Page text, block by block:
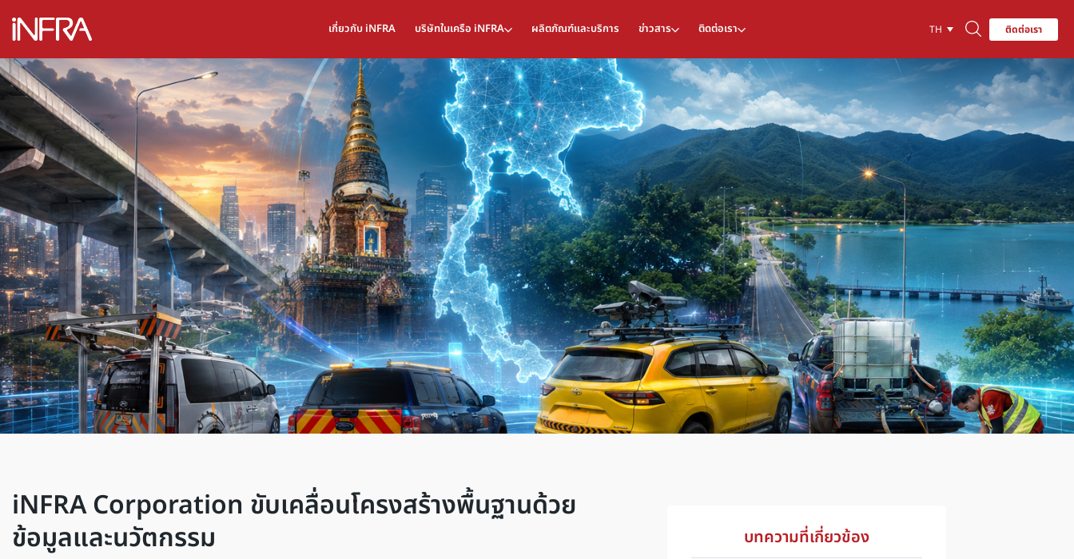
เกี่ยวกับ iNFRA บริษัทในเครือ iNFRA ผลิตภัณฑ์และบริการ ข่าวสาร ติดต่อเรา TH ติดต่อเรา
iNFRA Corporation ขับเคลื่อนโครงสร้างพื้นฐานด้วย
ข้อมูลและนวัตกรรม
บทความที่เกี่ยวข้อง